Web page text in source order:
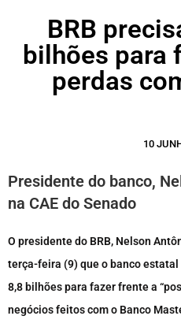
BRB
bilhões para
perdas
10
Presidente do banco,
na CAE do Senado
O presidente do BRB, Nelson
terça-feira (9) que o banco
8,8 bilhões para fazer frente a
negócios feitos com o Banco